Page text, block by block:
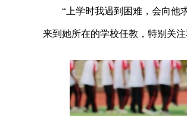
“上学时我遇到困难，会向他
来到她所在的学校任教，特别关注